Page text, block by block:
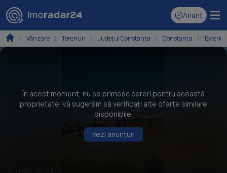
Anunț
Vânzare Terenuri Județul Constanța Constanța Exterior
În acest moment, nu se primesc cereri pentru această
proprietate. Vă sugerăm să verificați alte oferte similare
disponibile.
Vezi anunțuri